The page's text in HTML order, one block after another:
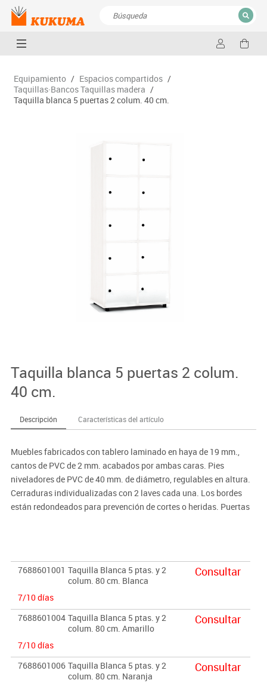
CERRAR
Equipamiento / Espacios compartidos /
Taquillas·Bancos Taquillas madera /
Taquilla blanca 5 puertas 2 colum. 40 cm.
Taquilla blanca 5 puertas 2 colum.
40 cm.
Descripción Características del artículo
Muebles fabricados con tablero laminado en haya de 19 mm.,
cantos de PVC de 2 mm. acabados por ambas caras. Pies
niveladores de PVC de 40 mm. de diámetro, regulables en altura.
Cerraduras individualizadas con 2 laves cada una. Los bordes
están redondeados para prevención de cortes o heridas. Puertas
El mobiliario se pide por encargo. En caso de devolución no se
abonará más del 90% del valor de la mercancía.
7688601001 Taquilla Blanca 5 ptas. y 2
colum. 80 cm. Blanca
7/10 días
Consultar
7688601004 Taquilla Blanca 5 ptas. y 2
colum. 80 cm. Amarillo
7/10 días
Consultar
7688601006 Taquilla Blanca 5 ptas. y 2
colum. 80 cm. Naranja
Consultar